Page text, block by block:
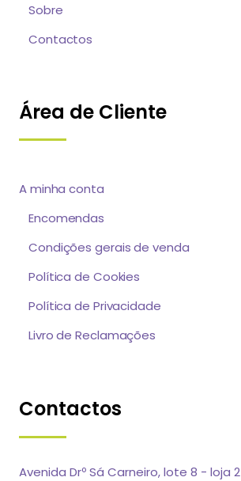
Sobre
Contactos
Área de Cliente
A minha conta
Encomendas
Condições gerais de venda
Política de Cookies
Política de Privacidade
Livro de Reclamações
Contactos
Avenida Drº Sá Carneiro, lote 8 - loja 2